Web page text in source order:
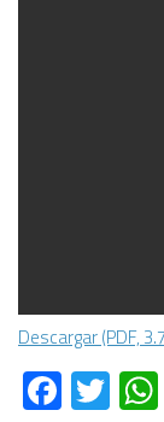
Descargar (PDF,